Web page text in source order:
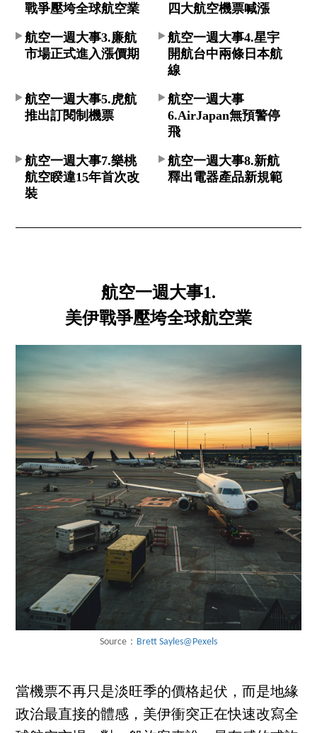
戰爭壓垮全球航空業
四大航空機票喊漲
航空一週大事3.廉航
市場正式進入漲價期
航空一週大事4.星宇
開航台中兩條日本航
線
航空一週大事5.虎航
推出訂閱制機票
航空一週大事
6.AirJapan無預警停
飛
航空一週大事7.樂桃
航空睽違15年首次改
裝
航空一週大事8.新航
釋出電器產品新規範
航空一週大事1.
美伊戰爭壓垮全球航空業
Source： Brett Sayles@Pexels
當機票不再只是淡旺季的價格起伏，而是地緣
政治最直接的體感，美伊衝突正在快速改寫全